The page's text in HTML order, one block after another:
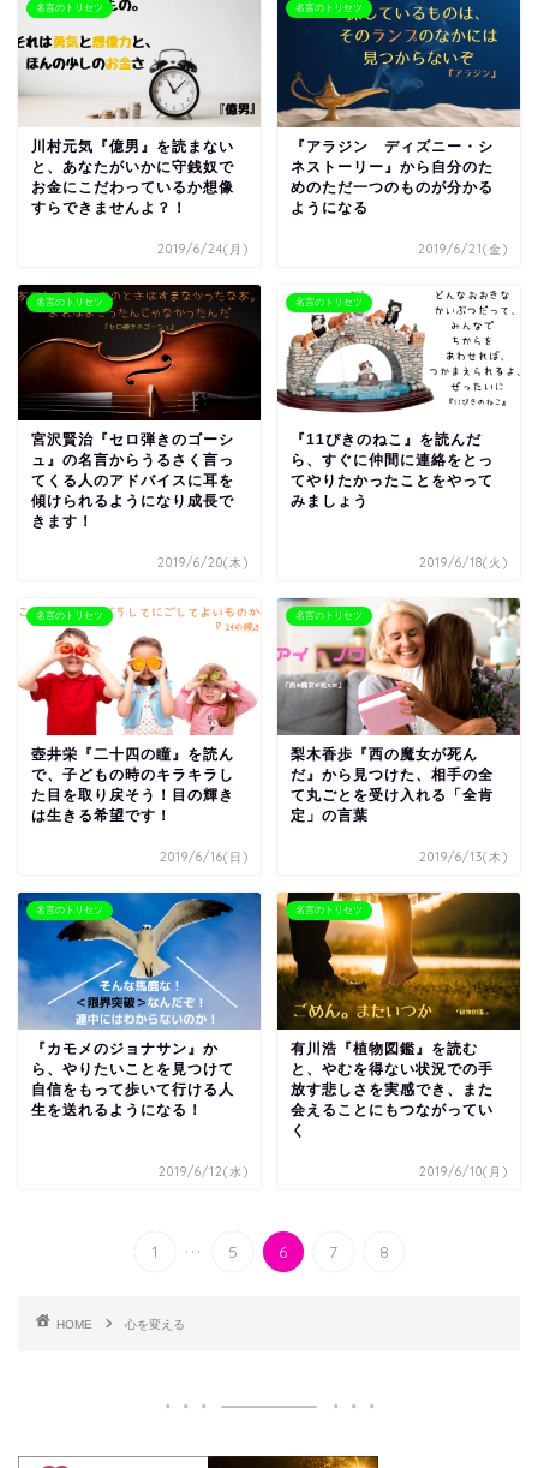
名言のトリセツ
川村元気『億男』を読まない
と、あなたがいかに守銭奴で
お金にこだわっているか想像
すらできませんよ？！
2019/6/24(月)
名言のトリセツ
『アラジン ディズニー・シ
ネストーリー』から自分のた
めのただ一つのものが分かる
ようになる
2019/6/21(金)
名言のトリセツ
宮沢賢治『セロ弾きのゴーシ
ュ』の名言からうるさく言っ
てくる人のアドバイスに耳を
傾けられるようになり成長で
きます！
2019/6/20(木)
名言のトリセツ
『11ぴきのねこ』を読んだ
ら、すぐに仲間に連絡をとっ
てやりたかったことをやって
みましょう
2019/6/18(火)
名言のトリセツ
壺井栄『二十四の瞳』を読ん
で、子どもの時のキラキラし
た目を取り戻そう！目の輝き
は生きる希望です！
2019/6/16(日)
名言のトリセツ
梨木香歩『西の魔女が死ん
だ』から見つけた、相手の全
て丸ごとを受け入れる「全肯
定」の言葉
2019/6/13(木)
名言のトリセツ
『カモメのジョナサン』か
ら、やりたいことを見つけて
自信をもって歩いて行ける人
生を送れるようになる！
2019/6/12(水)
名言のトリセツ
有川浩『植物図鑑』を読む
と、やむを得ない状況での手
放す悲しさを実感でき、また
会えることにもつながってい
く
2019/6/10(月)
1 ... 5 6 7 8
HOME 心を変える